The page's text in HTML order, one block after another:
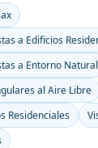
a Edificios
a Entorno Natural
al Aire Libre
Residenciales